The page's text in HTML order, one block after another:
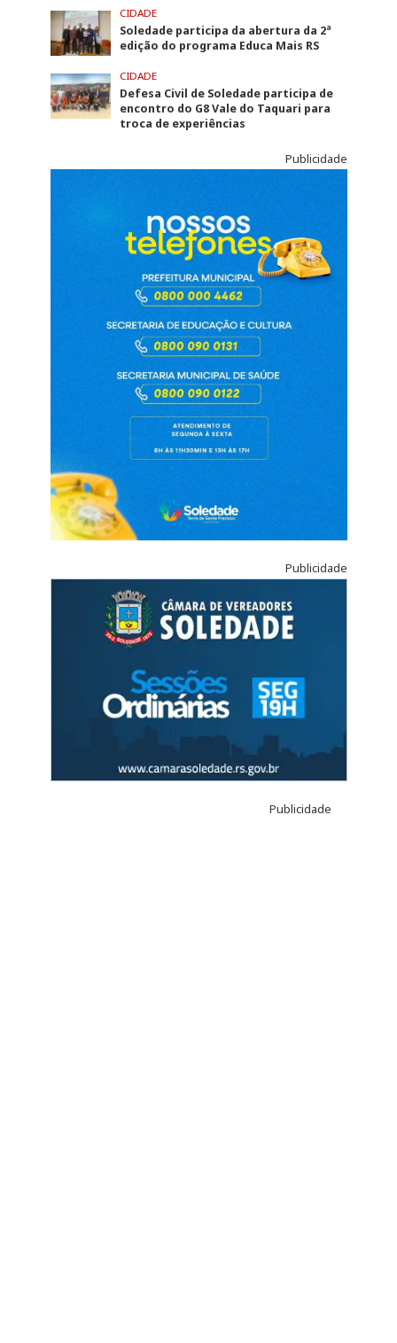
CIDADE
Soledade participa da abertura da 2ª
edição do programa Educa Mais RS
CIDADE
Defesa Civil de Soledade participa de
encontro do G8 Vale do Taquari para
troca de experiências
Publicidade
Publicidade
Publicidade